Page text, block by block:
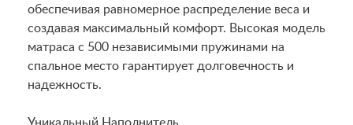
обеспечивая равномерное распределение веса и
создавая максимальный комфорт. Высокая модель
матраса с 500 независимыми пружинами на
спальное место гарантирует долговечность и
надежность.